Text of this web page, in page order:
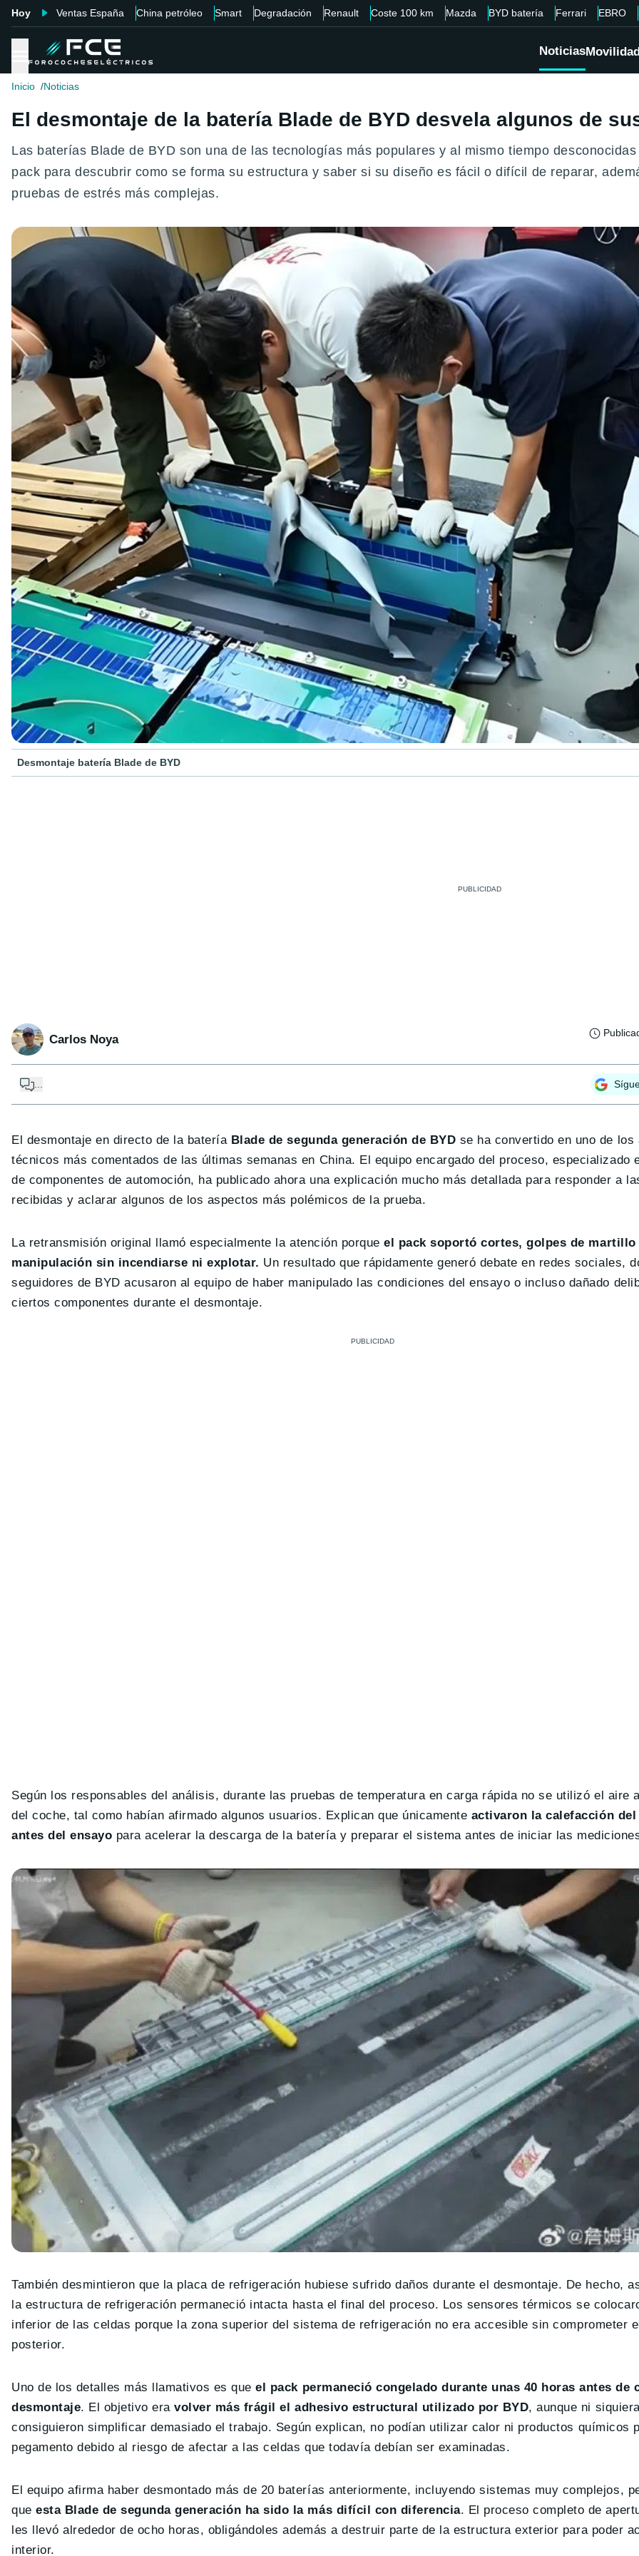
Hoy Ventas España China petróleo Smart Degradación Renault Coste 100 km Mazda BYD batería Ferrari EBRO
Noticias
Inicio Noticias
El desmontaje de la batería Blade de BYD desvela algunos de
Las baterías Blade de BYD son una de las tecnologías más populares y al mismo tiempo
pack para descubrir como se forma su estructura y saber si su diseño es fácil o difícil de reparar,
pruebas de estrés más complejas.
Desmontaje batería Blade de BYD
Carlos Noya
El desmontaje en directo de la batería Blade de segunda generación de BYD se ha convertido en uno de los
técnicos más comentados de las últimas semanas en China. El equipo encargado del proceso, especializado
de componentes de automoción, ha publicado ahora una explicación mucho más detallada para responder a
recibidas y aclarar algunos de los aspectos más polémicos de la prueba.
La retransmisión original llamó especialmente la atención porqueel pack soportó cortes, golpes de martillo
manipulación sin incendiarse ni explotar. Un resultado que rápidamente generó debate en redes sociales,
seguidores de BYD acusaron al equipo de haber manipulado las condiciones del ensayo o incluso dañado
ciertos componentes durante el desmontaje.
Según los responsables del análisis, durante las pruebas de temperatura en carga rápida no se utilizó el aire
del coche, tal como habían afirmado algunos usuarios. Explican que únicamente activaron la calefacción
antes del ensayo para acelerar la descarga de la batería y preparar el sistema antes de iniciar las
También desmintieron que la placa de refrigeración hubiese sufrido daños durante el desmontaje. De hecho,
la estructura de refrigeración permaneció intacta hasta el final del proceso. Los sensores térmicos se
inferior de las celdas porque la zona superior del sistema de refrigeración no era accesible sin comprometer
posterior.
Uno de los detalles más llamativos es queel pack permaneció congelado durante unas 40 horas antes de
desmontaje. El objetivo eravolver más frágil el adhesivo estructural utilizado por BYD, aunque ni
consiguieron simplificar demasiado el trabajo. Según explican, no podían utilizar calor ni productos químicos
pegamento debido al riesgo de afectar a las celdas que todavía debían ser examinadas.
El equipo afirma haber desmontado más de 20 baterías anteriormente, incluyendo sistemas muy complejos,
queesta Blade de segunda generación ha sido la más difícil con diferencia. El proceso completo de
les llevó alrededor de ocho horas, obligándoles además a destruir parte de la estructura exterior para poder
interior.